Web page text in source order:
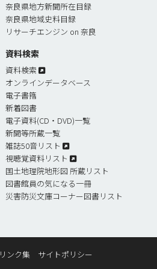
奈良県地方新聞所在目録
奈良県地域史料目録
リサーチエンジン on 奈良
資料検索
資料検索
オンラインデータベース
電子書簎
新着図書
電子資料(CD・DVD)一覧
新聞等所蔵一覧
雑誌50音リスト
視聴覚資料リスト
国土地理院地形図 所蔵リスト
図書館員の気になる一冊
災害防災文庫コーナー図書リスト
リンク集 サイトポリシー